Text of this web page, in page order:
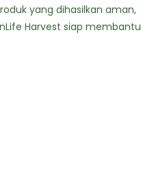
yang dihasilkan aman,
Harvest siap membantu